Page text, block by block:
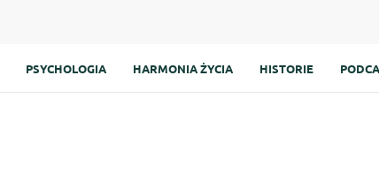
PSYCHOLOGIA HARMONIA ŻYCIA HISTORIE